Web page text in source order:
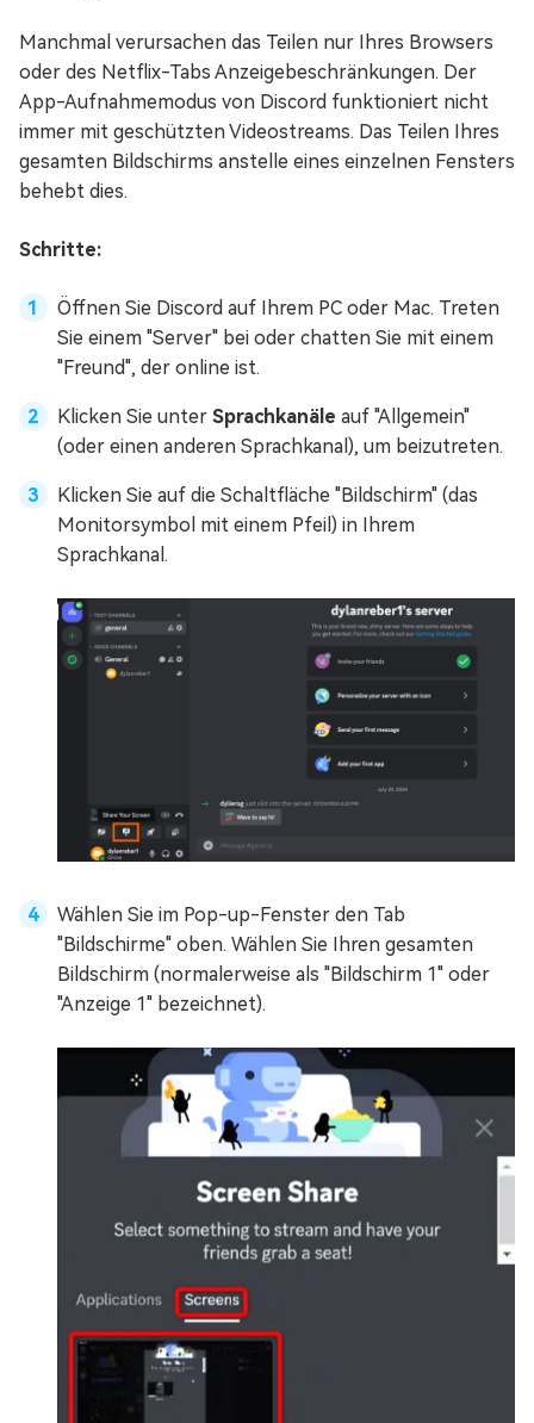
Manchmal verursachen das Teilen nur Ihres Browsers
oder des Netflix-Tabs Anzeigebeschränkungen. Der
App-Aufnahmemodus von Discord funktioniert nicht
immer mit geschützten Videostreams. Das Teilen Ihres
gesamten Bildschirms anstelle eines einzelnen Fensters
behebt dies.
Schritte:
Öffnen Sie Discord auf Ihrem PC oder Mac. Treten
Sie einem "Server" bei oder chatten Sie mit einem
"Freund", der online ist.
Klicken Sie unter Sprachkanäle auf "Allgemein"
(oder einen anderen Sprachkanal), um beizutreten.
Klicken Sie auf die Schaltfläche "Bildschirm" (das
Monitorsymbol mit einem Pfeil) in Ihrem
Sprachkanal.
Wählen Sie im Pop-up-Fenster den Tab
"Bildschirme" oben. Wählen Sie Ihren gesamten
Bildschirm (normalerweise als "Bildschirm 1" oder
"Anzeige 1" bezeichnet).